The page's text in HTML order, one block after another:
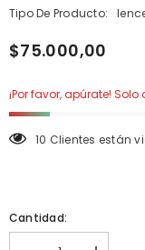
Tipo De Producto:
$75.000,00
¡Por favor, apúrate!
10 Clientes están
Cantidad: